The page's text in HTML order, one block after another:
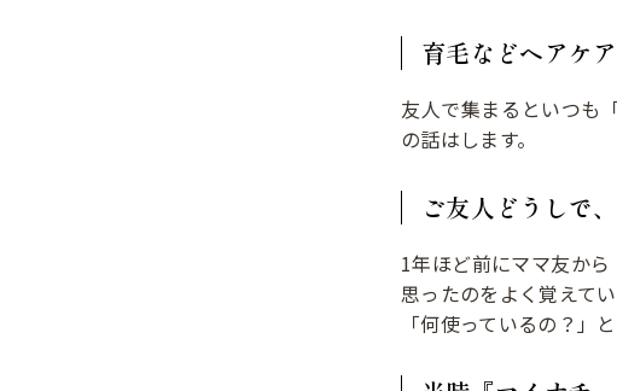
育毛などヘアケ
友人で集まるといつも
の話はします。
ご友人どうしで
1年ほど前にママ友か
思ったのをよく覚えて
「何使っているの？」